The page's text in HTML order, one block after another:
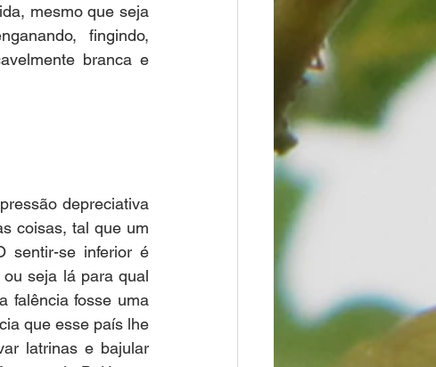
mesmo que seja
fingindo,
branca e
depreciativa
coisas, tal que um
sentir-se inferior é
seja lá para qual
falência fosse uma
que esse país lhe
latrinas e bajular